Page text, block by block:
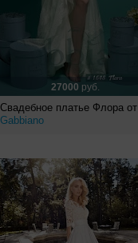
27000 руб.
Свадебное платье Флора от
Gabbiano